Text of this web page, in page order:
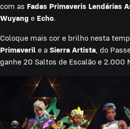
com as Fadas Primaveris Lendárias
Wuyang e Echo.
Coloque mais cor e brilho nesta
Primaveril e a Sierra Artista , do
ganhe 20 Saltos de Escalão e 2.000